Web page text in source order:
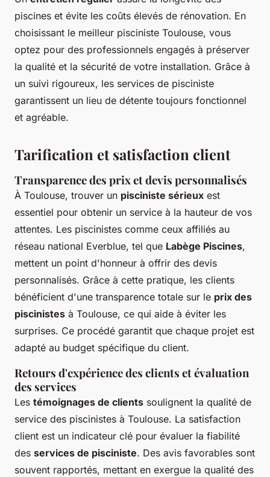
piscines et évite les coûts élevés de rénovation. En
choisissant le meilleur pisciniste Toulouse, vous
optez pour des professionnels engagés à préserver
la qualité et la sécurité de votre installation. Grâce à
un suivi rigoureux, les services de pisciniste
garantissent un lieu de détente toujours fonctionnel
et agréable.
Tarification et satisfaction client
Transparence des prix et devis personnalisés
À Toulouse, trouver un pisciniste sérieux est
essentiel pour obtenir un service à la hauteur de vos
attentes. Les piscinistes comme ceux affiliés au
réseau national Everblue, tel que Labège Piscines,
mettent un point d'honneur à offrir des devis
personnalisés. Grâce à cette pratique, les clients
bénéficient d'une transparence totale sur le prix des
piscinistes à Toulouse, ce qui aide à éviter les
surprises. Ce procédé garantit que chaque projet est
adapté au budget spécifique du client.
Retours d'expérience des clients et évaluation
des services
Les témoignages de clients soulignent la qualité de
service des piscinistes à Toulouse. La satisfaction
client est un indicateur clé pour évaluer la fiabilité
des services de pisciniste. Des avis favorables sont
souvent rapportés, mettant en exergue la qualité des